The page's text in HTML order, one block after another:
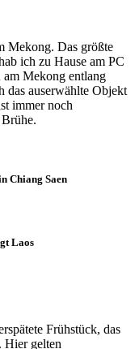
Mekong. Das größte
ich zu Hause am PC
am Mekong entlang
das auserwählte Objekt
immer noch
Chiang Saen
Laos
Frühstück, das
Hier gelten